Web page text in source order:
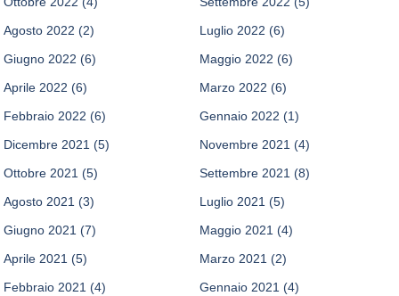
Agosto 2022 (2) Luglio 2022 (6)
Giugno 2022 (6) Maggio 2022 (6)
Aprile 2022 (6) Marzo 2022 (6)
Febbraio 2022 (6) Gennaio 2022 (1)
Dicembre 2021 (5) Novembre 2021 (4)
Ottobre 2021 (5) Settembre 2021 (8)
Agosto 2021 (3) Luglio 2021 (5)
Giugno 2021 (7) Maggio 2021 (4)
Aprile 2021 (5) Marzo 2021 (2)
Febbraio 2021 (4) Gennaio 2021 (4)